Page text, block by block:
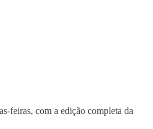
feiras, com a edição completa da